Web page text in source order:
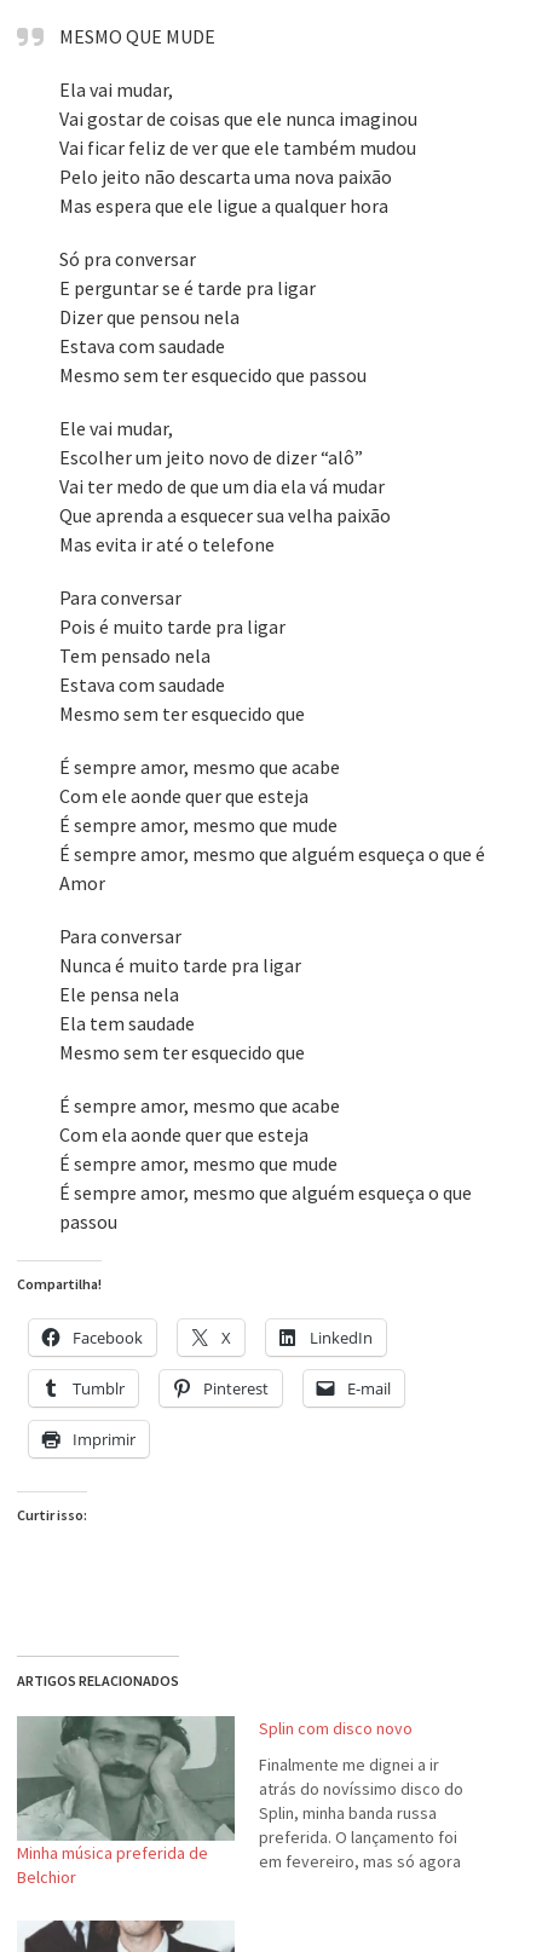
MESMO QUE MUDE
Ela vai mudar,
Vai gostar de coisas que ele nunca imaginou
Vai ficar feliz de ver que ele também mudou
Pelo jeito não descarta uma nova paixão
Mas espera que ele ligue a qualquer hora
Só pra conversar
E perguntar se é tarde pra ligar
Dizer que pensou nela
Estava com saudade
Mesmo sem ter esquecido que passou
Ele vai mudar,
Escolher um jeito novo de dizer “alô”
Vai ter medo de que um dia ela vá mudar
Que aprenda a esquecer sua velha paixão
Mas evita ir até o telefone
Para conversar
Pois é muito tarde pra ligar
Tem pensado nela
Estava com saudade
Mesmo sem ter esquecido que
É sempre amor, mesmo que acabe
Com ele aonde quer que esteja
É sempre amor, mesmo que mude
É sempre amor, mesmo que alguém esqueça o que é
Amor
Para conversar
Nunca é muito tarde pra ligar
Ele pensa nela
Ela tem saudade
Mesmo sem ter esquecido que
É sempre amor, mesmo que acabe
Com ela aonde quer que esteja
É sempre amor, mesmo que mude
É sempre amor, mesmo que alguém esqueça o que
passou
Compartilha!
Facebook X LinkedIn
Tumblr Pinterest E-mail
Imprimir
Curtir isso:
ARTIGOS RELACIONADOS
Minha música preferida de
Belchior
Splin com disco novo
Finalmente me dignei a ir
atrás do novíssimo disco do
Splin, minha banda russa
preferida. O lançamento foi
em fevereiro, mas só agora